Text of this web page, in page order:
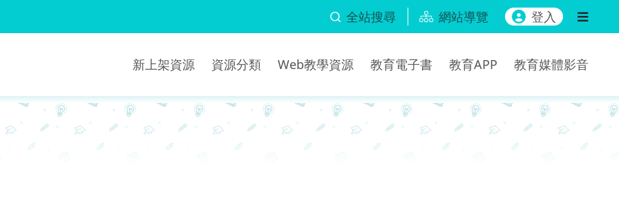
全站搜尋 網站導覽 登入
新上架資源 資源分類 Web教學資源 教育電子書 教育APP 教育媒體影音